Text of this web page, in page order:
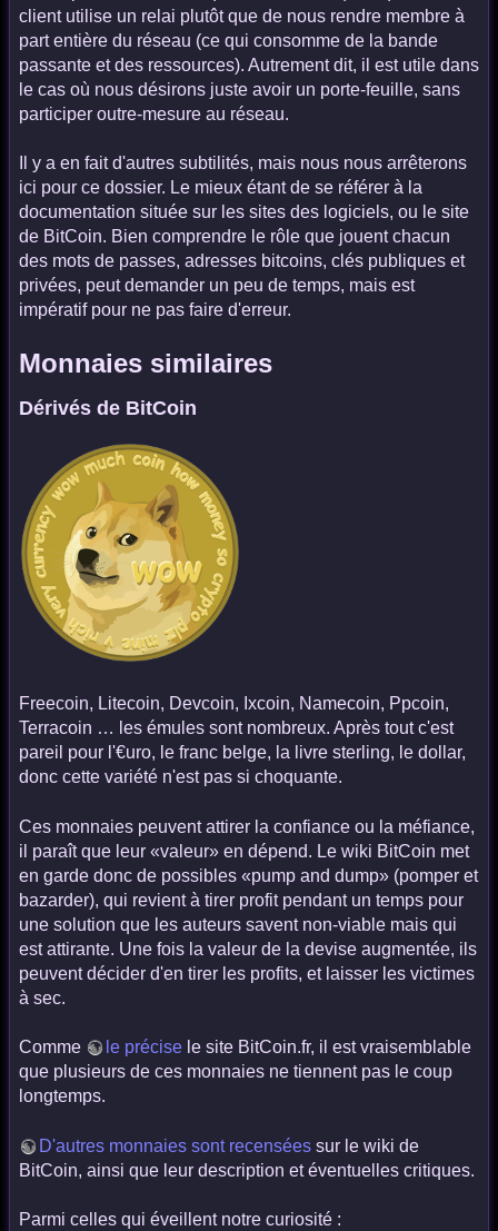
client utilise un relai plutôt que de nous rendre membre à
part entière du réseau (ce qui consomme de la bande
passante et des ressources). Autrement dit, il est utile dans
le cas où nous désirons juste avoir un porte-feuille, sans
participer outre-mesure au réseau.
Il y a en fait d'autres subtilités, mais nous nous arrêterons
ici pour ce dossier. Le mieux étant de se référer à la
documentation située sur les sites des logiciels, ou le site
de BitCoin. Bien comprendre le rôle que jouent chacun
des mots de passes, adresses bitcoins, clés publiques et
privées, peut demander un peu de temps, mais est
impératif pour ne pas faire d'erreur.
Monnaies similaires
Dérivés de BitCoin
Freecoin, Litecoin, Devcoin, Ixcoin, Namecoin, Ppcoin,
Terracoin … les émules sont nombreux. Après tout c'est
pareil pour l'€uro, le franc belge, la livre sterling, le dollar,
donc cette variété n'est pas si choquante.
Ces monnaies peuvent attirer la confiance ou la méfiance,
il paraît que leur «valeur» en dépend. Le wiki BitCoin met
en garde donc de possibles «pump and dump» (pomper et
bazarder), qui revient à tirer profit pendant un temps pour
une solution que les auteurs savent non-viable mais qui
est attirante. Une fois la valeur de la devise augmentée, ils
peuvent décider d'en tirer les profits, et laisser les victimes
à sec.
Comme le précise le site BitCoin.fr, il est vraisemblable
que plusieurs de ces monnaies ne tiennent pas le coup
longtemps.
D'autres monnaies sont recensées sur le wiki de
BitCoin, ainsi que leur description et éventuelles critiques.
Parmi celles qui éveillent notre curiosité :